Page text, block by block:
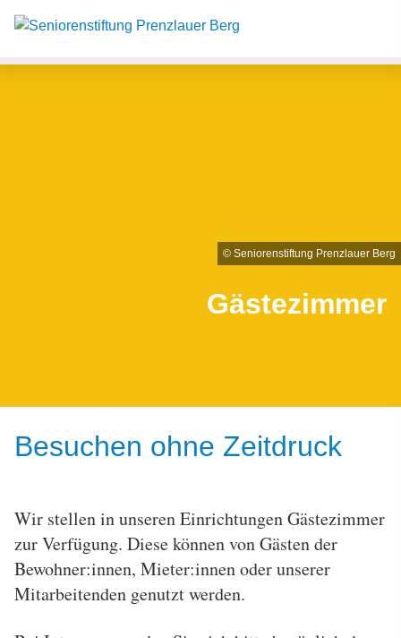
Gästezimmer
© Seniorenstiftung Prenzlauer Berg
Besuchen ohne Zeitdruck
Wir stellen in unseren Einrichtungen Gästezimmer
zur Verfügung. Diese können von Gästen der
Bewohner:innen, Mieter:innen oder unserer
Mitarbeitenden genutzt werden.